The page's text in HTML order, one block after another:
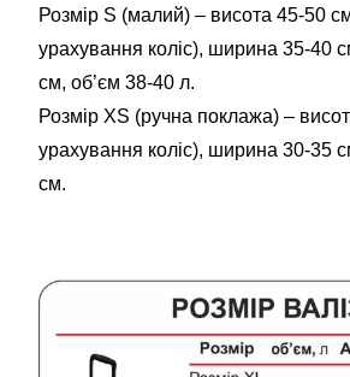
Розмір S (малий) – висота 45-50
урахування коліс), ширина 35-40
см, об’єм 38-40 л.
Розмір XS (ручна поклажа) –
урахування коліс), ширина 30-35
см.